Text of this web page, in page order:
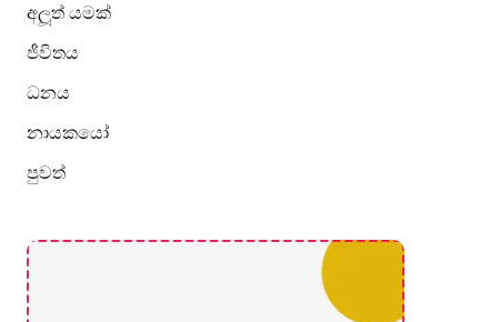
අලූත් යමක්
ජීවිතය
ධනය
නායකයෝ
පුවත්